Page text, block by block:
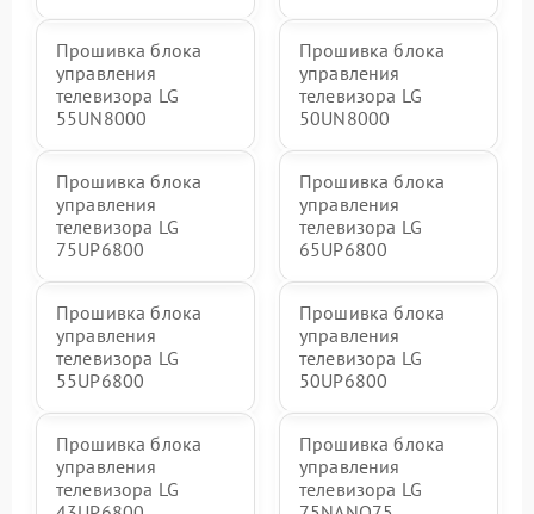
Прошивка блока
управления
телевизора LG
55UN8000
Прошивка блока
управления
телевизора LG
50UN8000
Прошивка блока
управления
телевизора LG
75UP6800
Прошивка блока
управления
телевизора LG
65UP6800
Прошивка блока
управления
телевизора LG
55UP6800
Прошивка блока
управления
телевизора LG
50UP6800
Прошивка блока
управления
телевизора LG
Прошивка блока
управления
телевизора LG